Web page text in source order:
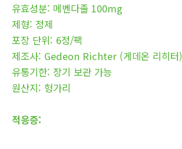
유효성분: 메벤다졸 100mg
제형: 정제
포장 단위: 6정/팩
제조사: Gedeon Richter (게데온 리히터)
유통기한: 장기 보관 가능
원산지: 헝가리
적응증: